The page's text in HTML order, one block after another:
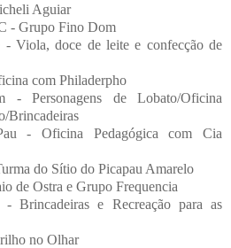
Aguiar
- Grupo Fino Dom
Viola, doce de leite e confecção de
com Philaderpho
Personagens de Lobato/Oficina
Brincadeiras
- Oficina Pedagógica com Cia
do Sítio do Picapau Amarelo
de Ostra e Grupo Frequencia
Brincadeiras e Recreação para as
no Olhar